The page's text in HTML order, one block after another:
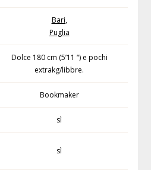
Bari,
Puglia
Dolce 180 cm (5’11 “) e pochi
extrakg/libbre.
Bookmaker
sì
sì